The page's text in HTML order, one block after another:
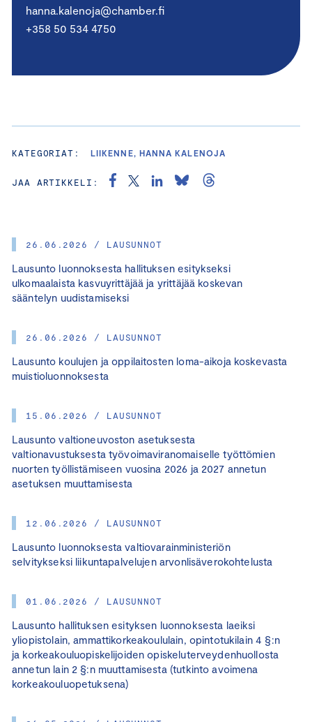
26.06.2026 / LAUSUNNOT
Lausunto luonnoksesta hallituksen esitykseksi
ulkomaalaista kasvuyrittäjää ja yrittäjää koskevan
sääntelyn uudistamiseksi
26.06.2026 / LAUSUNNOT
Lausunto koulujen ja oppilaitosten loma-aikoja koskevasta
muistioluonnoksesta
15.06.2026 / LAUSUNNOT
Lausunto valtioneuvoston asetuksesta
valtionavustuksesta työvoimaviranomaiselle työttömien
nuorten työllistämiseen vuosina 2026 ja 2027 annetun
asetuksen muuttamisesta
12.06.2026 / LAUSUNNOT
Lausunto luonnoksesta valtiovarainministeriön
selvitykseksi liikuntapalvelujen arvonlisäverokohtelusta
01.06.2026 / LAUSUNNOT
Lausunto hallituksen esityksen luonnoksesta laeiksi
yliopistolain, ammattikorkeakoululain, opintotukilain 4 §:n
ja korkeakouluopiskelijoiden opiskeluterveydenhuollosta
annetun lain 2 §:n muuttamisesta (tutkinto avoimena
korkeakouluopetuksena)
hanna.kalenoja@chamber.fi
+358 50 534 4750
KATEGORIAT: LIIKENNE, HANNA KALENOJA
JAA ARTIKKELI: